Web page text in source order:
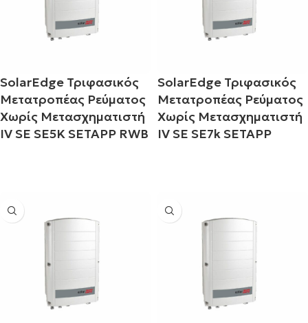
SolarEdge Τριφασικός
Μετατροπέας Ρεύματος
Χωρίς Μετασχηματιστή
IV SE SE5K SETAPP RWB
SolarEdge Τριφασικός
Μετατροπέας Ρεύματος
Χωρίς Μετασχηματιστή
IV SE SE7k SETAPP